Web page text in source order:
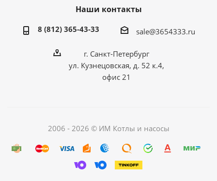
Наши контакты
8 (812) 365-43-33 sale@3654333.ru
г. Санкт-Петербург
ул. Кузнецовская, д. 52 к.4,
офис 21
2006 - 2026 © ИМ Котлы и насосы